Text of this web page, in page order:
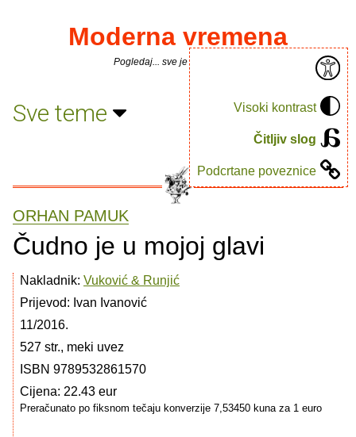
Visoki kontrast
Čitljiv slog
Podcrtane poveznice
Moderna vremena
Pogledaj... sve je puno knjiga.
Sve teme
ORHAN PAMUK
Čudno je u mojoj glavi
Nakladnik: Vuković & Runjić
Prijevod: Ivan Ivanović
11/2016.
527 str., meki uvez
ISBN 9789532861570
Cijena: 22.43 eur
Preračunato po fiksnom tečaju konverzije 7,53450 kuna za 1 euro